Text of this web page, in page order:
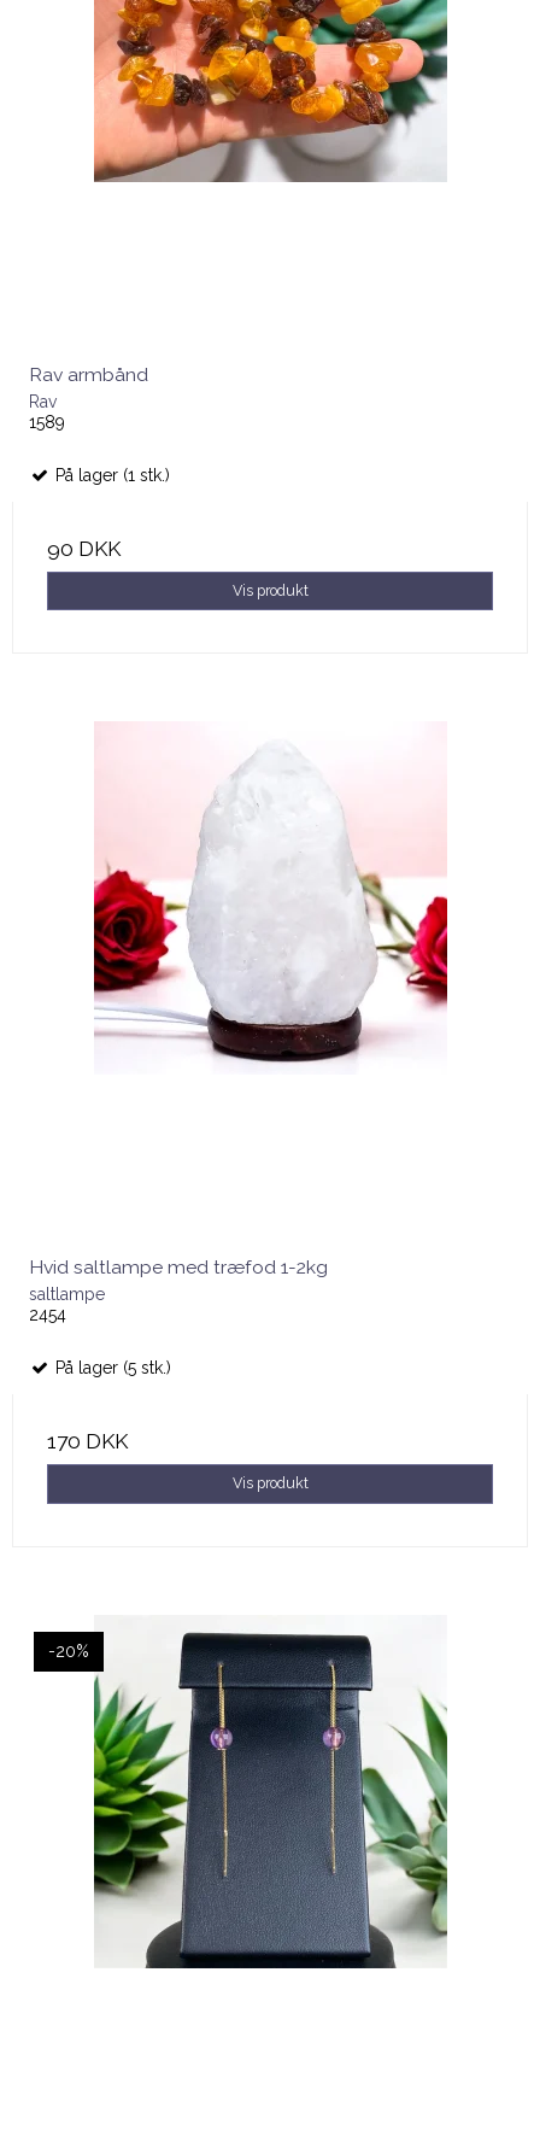
Rav armbånd
Rav
1589
På lager (1 stk.)
90 DKK
Vis produkt
Hvid saltlampe med træfod 1-2kg
saltlampe
2454
På lager (5 stk.)
170 DKK
Vis produkt
-20%